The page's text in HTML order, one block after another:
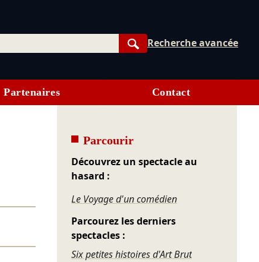
Rechercher
Recherche avancée
Partenaires Contact
Parcourir
Découvrez un spectacle au
hasard :
Le Voyage d'un comédien
Parcourez les derniers
spectacles :
Six petites histoires d'Art Brut